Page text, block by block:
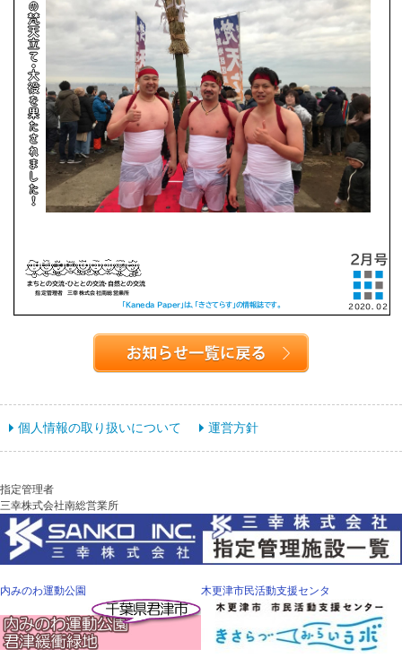
個人情報の取り扱いについて 運営方針
指定管理者
三幸株式会社南総営業所